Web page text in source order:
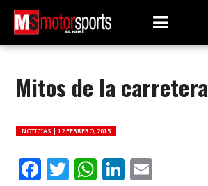
Mitos de la carretera
NOTICIAS | 12 FEBRERO, 2015
Facebook
Twitter
WhatsApp
LinkedIn
Email